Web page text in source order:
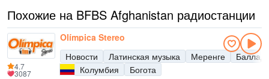
Похожие на BFBS Afghanistan радиостанции
Olímpica Stereo
Новости
Латинская музыка Меренге
Колумбия
Богота
4.7
3087